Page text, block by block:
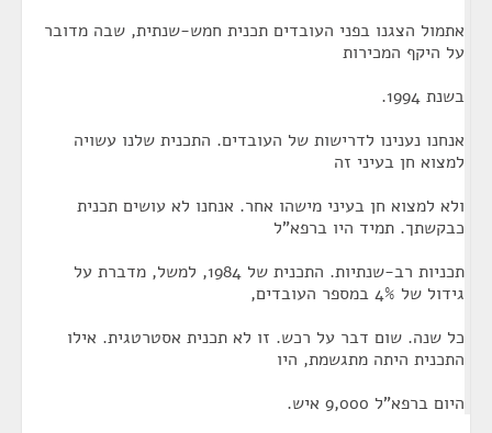
אתמול הצגנו בפני העובדים תכנית חמש-שנתית, שבה מדובר
על היקף המכירות
בשנת 1994.
אנחנו נענינו לדרישות של העובדים. התכנית שלנו עשויה
למצוא חן בעיני זה
ולא למצוא חן בעיני מישהו אחר. אנחנו לא עושים תכנית
כבקשתך. תמיד היו ברפא"ל
תכניות רב-שנתיות. התכנית של 1984, למשל, מדברת על
גידול של 4% במספר העובדים,
כל שנה. שום דבר על רכש. זו לא תכנית אסטרטגית. אילו
התכנית היתה מתגשמת, היו
היום ברפא"ל 9,000 איש.